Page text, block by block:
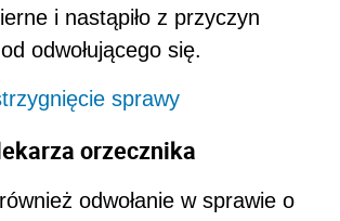
i nastąpiło z przyczyn
odwołującego się.
sprawy
orzecznika
odwołanie w sprawie o